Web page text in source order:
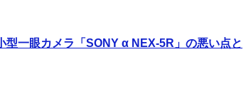
型一眼カメラ「SONY α NEX-5R」の悪い点と